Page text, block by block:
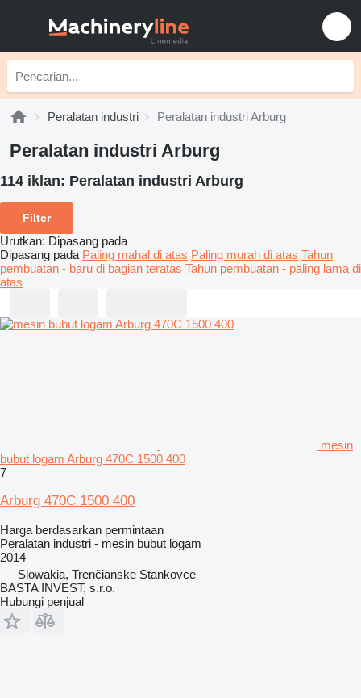
Peralatan industri Peralatan industri Arburg
Peralatan industri Arburg
114 iklan: Peralatan industri Arburg
Filter
Urutkan: Dipasang pada
Dipasang pada Paling mahal di atas Paling murah di atas Tahun
pembuatan - baru di bagian teratas Tahun pembuatan - paling lama di
atas
mesin
bubut logam Arburg 470C 1500 400
7
Arburg 470C 1500 400
Harga berdasarkan permintaan
Peralatan industri - mesin bubut logam
2014
Slowakia, Trenčianske Stankovce
BASTA INVEST, s.r.o.
Hubungi penjual